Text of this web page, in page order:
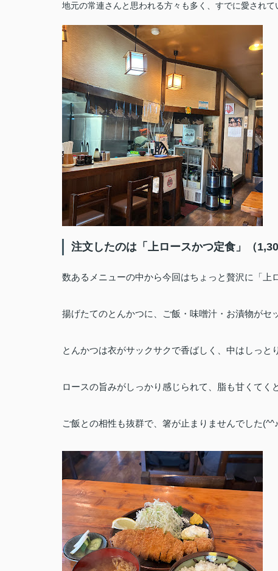
地元の常連さんと思われる方々も多く、すでに愛され
注文したのは「上ロースかつ定食」（
数あるメニューの中から今回はちょっと贅沢に「上
揚げたてのとんかつに、ご飯・味噌汁・お漬物がセ
とんかつは衣がサックサクで香ばしく、中はしっと
ロースの旨みがしっかり感じられて、脂も甘くてく
ご飯との相性も抜群で、箸が止まりませんでした(^^♪